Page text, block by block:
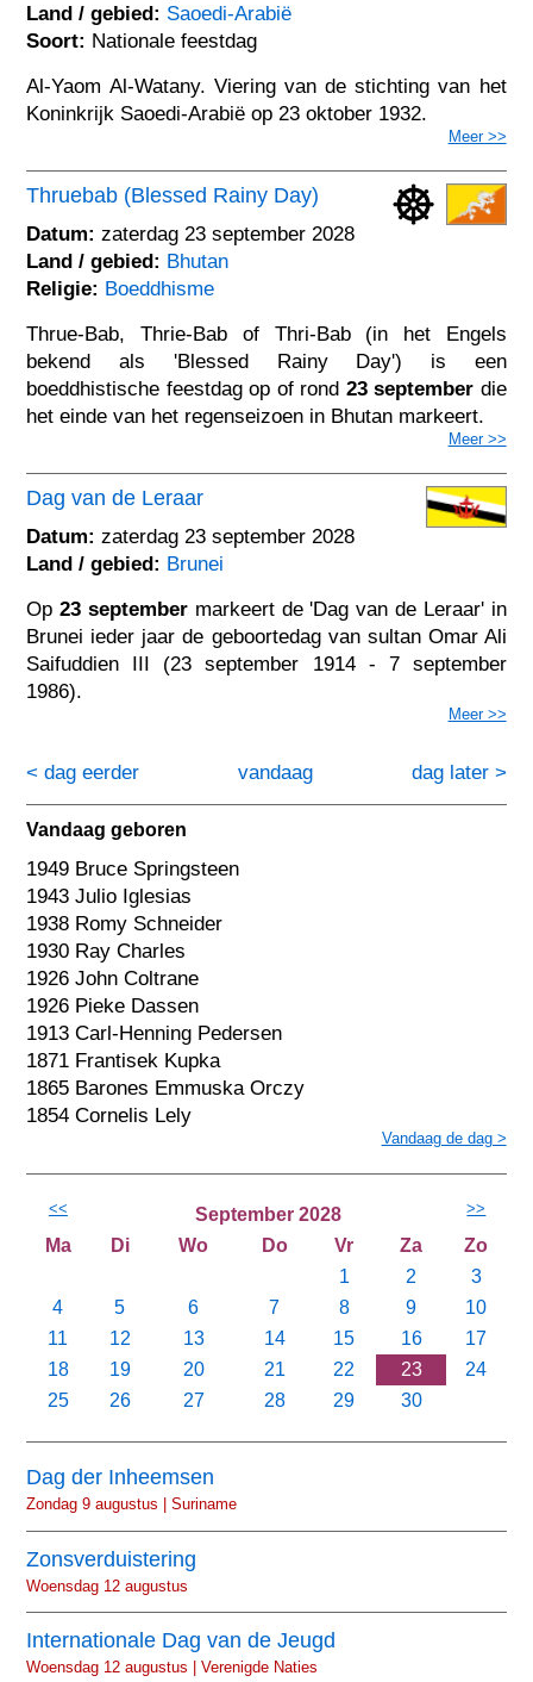
Land / gebied: Saoedi-Arabië
Soort: Nationale feestdag
Al-Yaom Al-Watany. Viering van de stichting van het
Koninkrijk Saoedi-Arabië op 23 oktober 1932.
Meer >>
Thruebab (Blessed Rainy Day)
Datum: zaterdag 23 september 2028
Land / gebied: Bhutan
Religie: Boeddhisme
Thrue-Bab, Thrie-Bab of Thri-Bab (in het Engels
bekend als 'Blessed Rainy Day') is een
boeddhistische feestdag op of rond 23 september die
het einde van het regenseizoen in Bhutan markeert.
Meer >>
Dag van de Leraar
Datum: zaterdag 23 september 2028
Land / gebied: Brunei
Op23 september markeert de 'Dag van de Leraar' in
Brunei ieder jaar de geboortedag van sultan Omar Ali
Saifuddien III (23 september 1914 - 7 september
1986).
Meer >>
< dag eerder dag later >
vandaag
Vandaag geboren
1949 Bruce Springsteen
1943 Julio Iglesias
1938 Romy Schneider
1930 Ray Charles
1926 John Coltrane
1926 Pieke Dassen
1913 Carl-Henning Pedersen
1871 Frantisek Kupka
1865 Barones Emmuska Orczy
1854 Cornelis Lely
Vandaag de dag >
<< September 2028 >>
Ma Di Wo Do Vr Za
Zo
1
2
3
4
5 6 7 8 9
10
11
12 13 14 15 16
17
18
19 20 21 22 23
24
25
26 27 28 29 30
Dag der Inheemsen
Zondag 9 augustus | Suriname
Zonsverduistering
Woensdag 12 augustus
Internationale Dag van de Jeugd
Woensdag 12 augustus | Verenigde Naties